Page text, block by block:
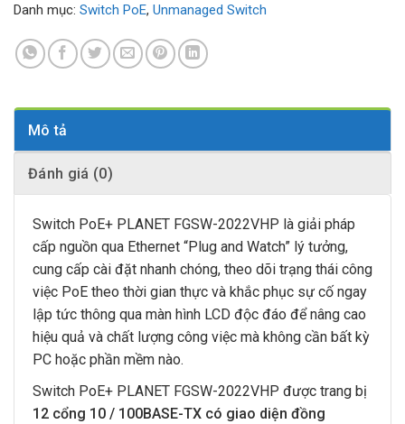
Danh mục: Switch PoE, Unmanaged Switch
Mô tả
Đánh giá (0)
Switch PoE+ PLANET FGSW-2022VHP là giải pháp
cấp nguồn qua Ethernet “Plug and Watch” lý tưởng,
cung cấp cài đặt nhanh chóng, theo dõi trạng thái công
việc PoE theo thời gian thực và khắc phục sự cố ngay
lập tức thông qua màn hình LCD độc đáo để nâng cao
hiệu quả và chất lượng công việc mà không cần bất kỳ
PC hoặc phần mềm nào.
Switch PoE+ PLANET FGSW-2022VHP được trang bị
12 cổng 10 / 100BASE-TX có giao diện đồng